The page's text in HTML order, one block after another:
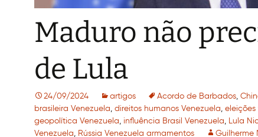
Maduro não
de Lula
24/09/2024 artigos Acordo de Barbados,
brasileira Venezuela, direitos humanos Venezuela,
geopolítica Venezuela, influência Brasil Venezuela, Lula
Venezuela, Rússia Venezuela armamentos Guilherme